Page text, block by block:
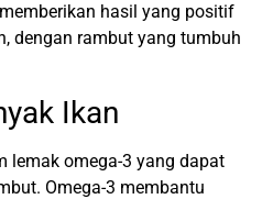
hasil yang positif
dengan rambut yang tumbuh
Ikan
lemak omega-3 yang dapat
Omega-3 membantu